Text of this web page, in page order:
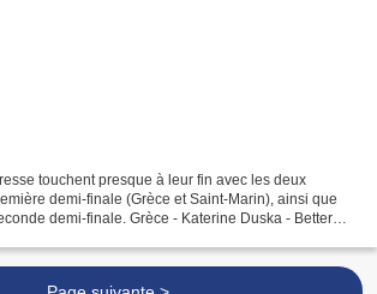
touchent presque à leur fin avec les deux
demi-finale (Grèce et Saint-Marin), ainsi que
demi-finale. Grèce - Katerine Duska - Better